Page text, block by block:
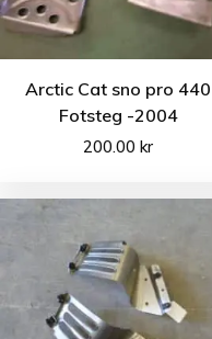
Arctic Cat sno pro 440
Fotsteg -2004
200.00kr